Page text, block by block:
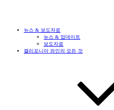
뉴스 & 보도자료
뉴스 & 업데이트
보도자료
캘리포니아 와인의 모든 것